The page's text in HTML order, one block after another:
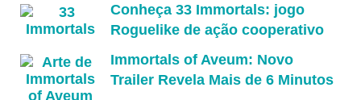
Conheça 33 Immortals: jogo
Roguelike de ação cooperativo
Immortals of Aveum: Novo
Trailer Revela Mais de 6 Minutos